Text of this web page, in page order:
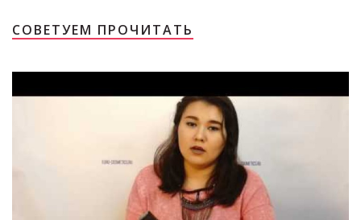
СОВЕТУЕМ ПРОЧИТАТЬ